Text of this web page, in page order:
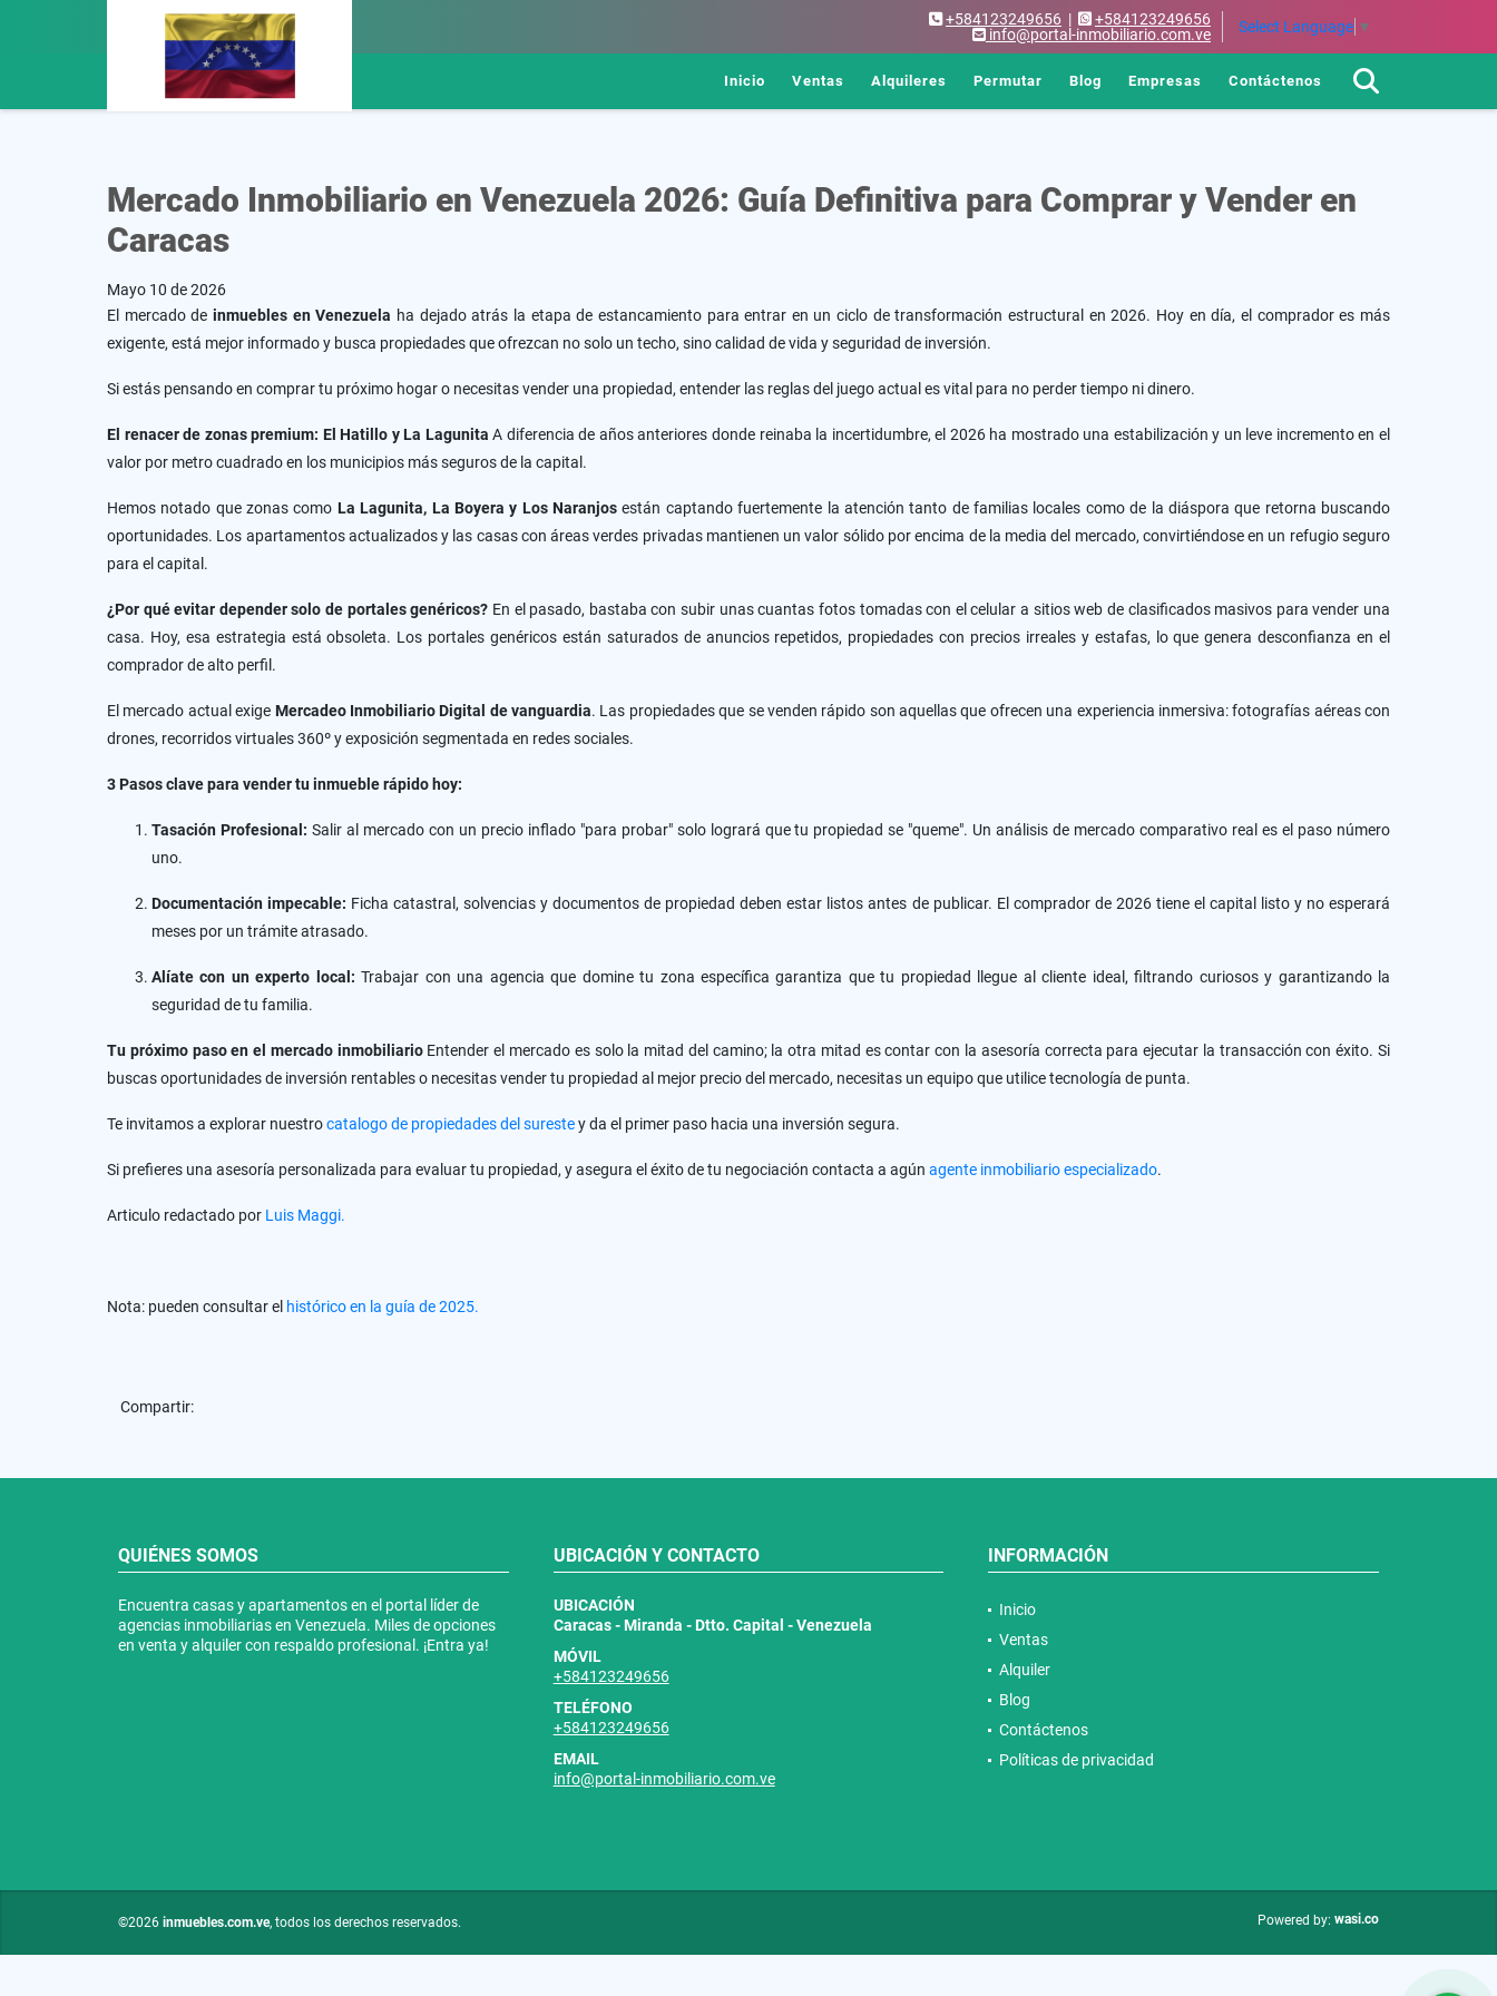
+584123249656 |
+584123249656
info@portal-inmobiliario.com.ve
Select Language ▼
Inicio Ventas Alquileres Permutar Blog Empresas Contáctenos
Mercado Inmobiliario en Venezuela 2026: Guía Definitiva para Comprar y Vender en
Caracas
Mayo 10 de 2026
El mercado de inmuebles en Venezuela ha dejado atrás la etapa de estancamiento para entrar en un ciclo de transformación estructural en 2026. Hoy en día, el comprador es más
exigente, está mejor informado y busca propiedades que ofrezcan no solo un techo, sino calidad de vida y seguridad de inversión.
Si estás pensando en comprar tu próximo hogar o necesitas vender una propiedad, entender las reglas del juego actual es vital para no perder tiempo ni dinero.
El renacer de zonas premium: El Hatillo y La Lagunita A diferencia de años anteriores donde reinaba la incertidumbre, el 2026 ha mostrado una estabilización y un leve incremento en el
valor por metro cuadrado en los municipios más seguros de la capital.
Hemos notado que zonas como La Lagunita, La Boyera y Los Naranjos están captando fuertemente la atención tanto de familias locales como de la diáspora que retorna buscando
oportunidades. Los apartamentos actualizados y las casas con áreas verdes privadas mantienen un valor sólido por encima de la media del mercado, convirtiéndose en un refugio seguro
para el capital.
¿Por qué evitar depender solo de portales genéricos? En el pasado, bastaba con subir unas cuantas fotos tomadas con el celular a sitios web de clasificados masivos para vender una
casa. Hoy, esa estrategia está obsoleta. Los portales genéricos están saturados de anuncios repetidos, propiedades con precios irreales y estafas, lo que genera desconfianza en el
comprador de alto perfil.
El mercado actual exige Mercadeo Inmobiliario Digital de vanguardia. Las propiedades que se venden rápido son aquellas que ofrecen una experiencia inmersiva: fotografías aéreas con
drones, recorridos virtuales 360º y exposición segmentada en redes sociales.
3 Pasos clave para vender tu inmueble rápido hoy:
Tasación Profesional: Salir al mercado con un precio inflado "para probar" solo logrará que tu propiedad se "queme". Un análisis de mercado comparativo real es el paso número
uno.
Documentación impecable: Ficha catastral, solvencias y documentos de propiedad deben estar listos antes de publicar. El comprador de 2026 tiene el capital listo y no esperará
meses por un trámite atrasado.
Alíate con un experto local: Trabajar con una agencia que domine tu zona específica garantiza que tu propiedad llegue al cliente ideal, filtrando curiosos y garantizando la
seguridad de tu familia.
Tu próximo paso en el mercado inmobiliarioEntender el mercado es solo la mitad del camino; la otra mitad es contar con la asesoría correcta para ejecutar la transacción con éxito. Si
buscas oportunidades de inversión rentables o necesitas vender tu propiedad al mejor precio del mercado, necesitas un equipo que utilice tecnología de punta.
Te invitamos a explorar nuestrocatalogode propiedades del surestey da el primer paso hacia una inversión segura.
Si prefieres una asesoría personalizada para evaluar tu propiedad, y asegura el éxito de tu negociación contacta a agún agente inmobiliario especializado.
Articulo redactado por Luis Maggi.
Nota: pueden consultar el histórico en la guía de 2025.
Compartir:
QUIÉNES SOMOS
Encuentra casas y apartamentos en el portal líder de
agencias inmobiliarias en Venezuela. Miles de opciones
en venta y alquiler con respaldo profesional. ¡Entra ya!
UBICACIÓN Y CONTACTO
UBICACIÓN
Caracas - Miranda - Dtto. Capital - Venezuela
MÓVIL
+584123249656
TELÉFONO
+584123249656
EMAIL
info@portal-inmobiliario.com.ve
INFORMACIÓN
Inicio
Ventas
Alquiler
Blog
Contáctenos
Políticas de privacidad
©2026 inmuebles.com.ve, todos los derechos reservados. Powered by: wasi.co